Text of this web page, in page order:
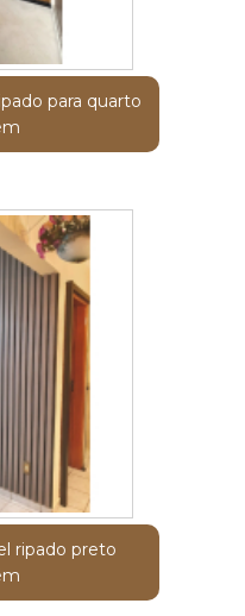
para quarto
ripado preto